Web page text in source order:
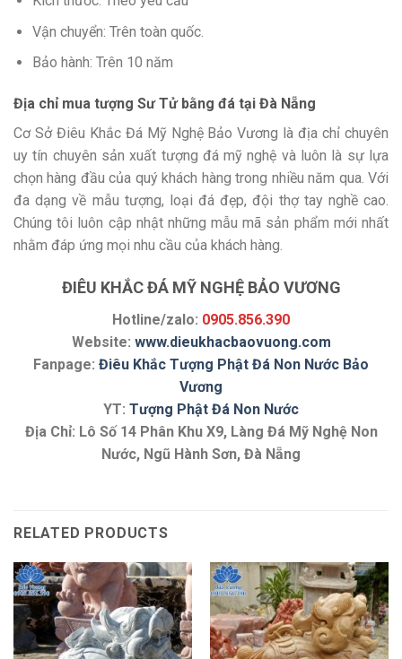
Vận chuyển: Trên toàn quốc.
Bảo hành: Trên 10 năm
Địa chỉ mua tượng Sư Tử bằng đá tại Đà Nẵng
Cơ Sở Điêu Khắc Đá Mỹ Nghệ Bảo Vương là địa chỉ chuyên
uy tín chuyên sản xuất tượng đá mỹ nghệ và luôn là sự lựa
chọn hàng đầu của quý khách hàng trong nhiều năm qua. Với
đa dạng về mẫu tượng, loại đá đẹp, đội thợ tay nghề cao.
Chúng tôi luôn cập nhật những mẫu mã sản phẩm mới nhất
nhằm đáp ứng mọi nhu cầu của khách hàng.
ĐIÊU KHẮC ĐÁ MỸ NGHỆ BẢO VƯƠNG
Hotline/zalo: 0905.856.390
Website: www.dieukhacbaovuong.com
Fanpage: Điêu Khắc Tượng Phật Đá Non Nước Bảo
Vương
YT: Tượng Phật Đá Non Nước
Địa Chỉ: Lô Số 14 Phân Khu X9, Làng Đá Mỹ Nghệ Non
Nước, Ngũ Hành Sơn, Đà Nẵng
RELATED PRODUCTS